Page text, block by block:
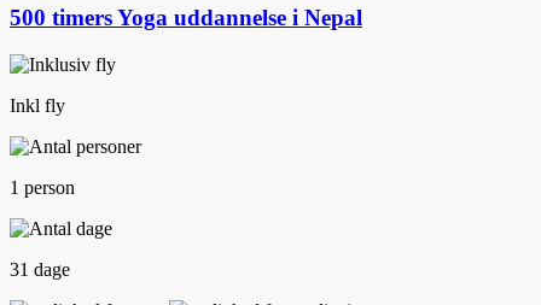
500 timers Yoga uddannelse i Nepal
Inkl fly
1 person
31 dage